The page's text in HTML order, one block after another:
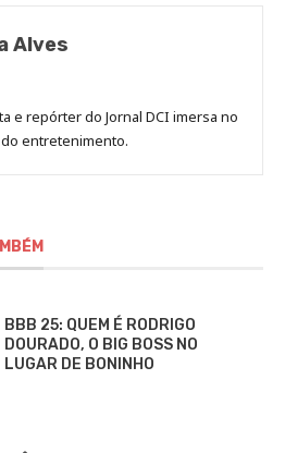
Alves
e repórter do Jornal DCI imersa no
entretenimento.
BBB 25: QUEM É RODRIGO
DOURADO, O BIG BOSS NO
LUGAR DE BONINHO